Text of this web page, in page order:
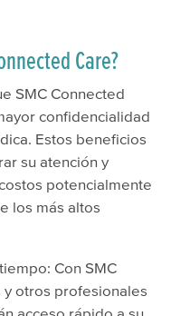
Care?
SMC Connected
confidencialidad
Estos beneficios
su atención y
potencialmente
los más altos
Con SMC
y otros profesionales